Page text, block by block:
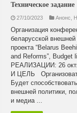
Техническое задание
27/10/2023 Анонс
Организация
беларусской
проекта “Belarus
and Reforms”,
РЕАЛИЗАЦИИ: 26
И ЦЕЛЬ
Будет
внешней политики,
и медиа ...